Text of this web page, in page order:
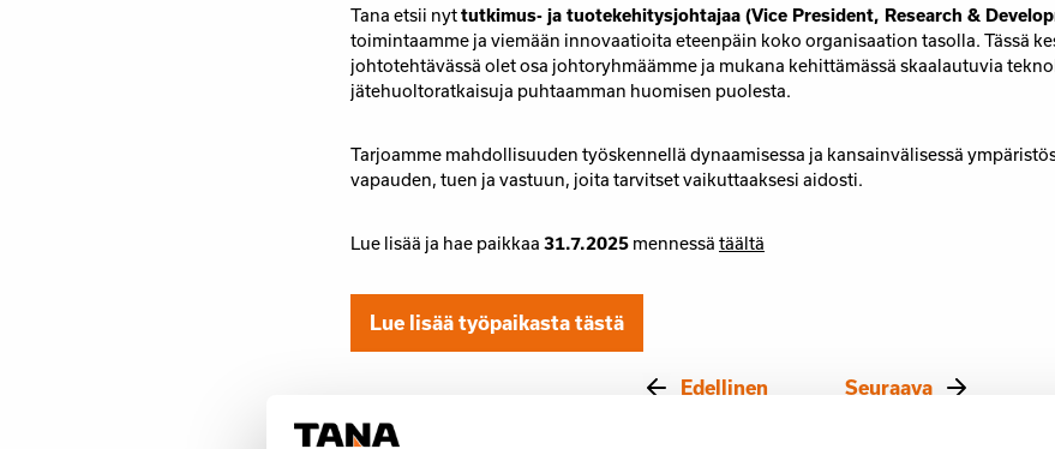
Tana etsii nyttutkimus- ja tuotekehitysjohtajaa (Vice President, Research &
toimintaamme ja viemään innovaatioita eteenpäin koko organisaation tasolla. Tässä
johtotehtävässä olet osa johtoryhmäämme ja mukana kehittämässä skaalautuvia
jätehuoltoratkaisuja puhtaamman huomisen puolesta.
Tarjoamme mahdollisuuden työskennellä dynaamisessa ja kansainvälisessä
vapauden, tuen ja vastuun, joita tarvitset vaikuttaaksesi aidosti.
Lue lisää ja hae paikkaa 31.7.2025 mennessä täältä
Lue lisää työpaikasta tästä
Edellinen Seuraava